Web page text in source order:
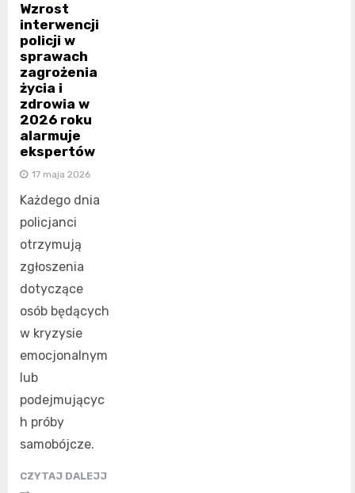
Wzrost
interwencji
policji w
sprawach
zagrożenia
życia i
zdrowia w
2026 roku
alarmuje
ekspertów
17 maja 2026
Każdego dnia
policjanci
otrzymują
zgłoszenia
dotyczące
osób będących
w kryzysie
emocjonalnym
lub
podejmującyc
h próby
samobójcze.
CZYTAJ DALEJJ